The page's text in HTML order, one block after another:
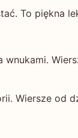
To piękna
od